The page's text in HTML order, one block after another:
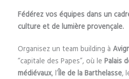
Fédérez vos équipes dans un
culture et de lumière provençale.
Organisez un team building à
“capitale des Papes”, où le Palais
médiévaux, l’Île de la Barthelasse,